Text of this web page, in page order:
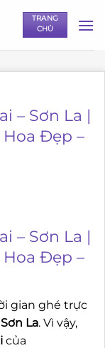
TRANG
CHỦ
– Sơn La |
Đẹp –
– Sơn La |
Đẹp –
gian ghé trực
La. Vì vậy,
của